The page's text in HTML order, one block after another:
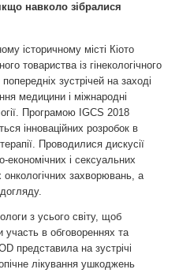
навколо зібралися
історичному місті Кіото
товариства із гінекологічного
зустрічей на заході
медицини і міжнародні
Програмою IGCS 2018
інноваційних розробок в
терапії. Проводилися дискусії
економічних і сексуальних
онкологічних захворювань, а
з усього світу, щоб
участь в обговореннях та
представила на зустрічі
лікування ушкоджень